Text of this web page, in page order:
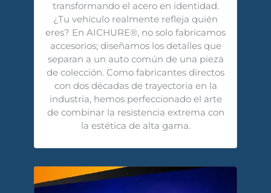
transformando el acero en identidad.
¿Tu vehículo realmente refleja quién
eres? En AICHURE®️, no solo fabricamos
accesorios; diseñamos los detalles que
separan a un auto común de una pieza
de colección. Como fabricantes directos
con dos décadas de trayectoria en la
industria, hemos perfeccionado el arte
de combinar la resistencia extrema con
la estética de alta gama.